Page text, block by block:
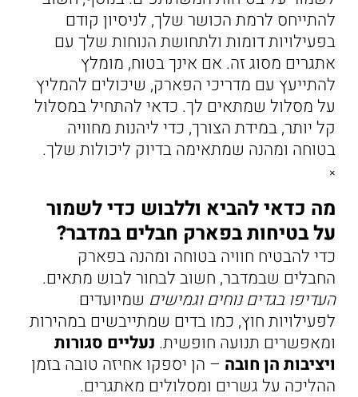
להתייחס לרמת הכושר שלך, לניסיון קודם
בפעילויות דומות ולתחושת הנוחות שלך עם
אתגרים מסוג זה. אם אינך בטוח, מומלץ
להתייעץ עם מדריכי הפארק, שיכולים להמליץ
על מסלול שמתאים לך. כדאי להתחיל במסלול
קל יותר, במידת הצורך, כדי ליהנות מחוויה
בטוחה ומהנה שמתאימה בדיוק ליכולות שלך.
×
מה כדאי להביא וללבוש כדי לשמור
על בטיחות בפארק חבלים במדבר?
כדי להבטיח חוויה בטוחה ומהנה בפארק
החבלים שבמדבר, חשוב לבחור לבוש מתאים.
העדיפו בגדים נוחים וגמישים שמיועדים
לפעילויות חוץ, כמו בדים שמתייבשים במהירות
ומאפשרים תנועה חופשית. נעליים סגורות
ויציבות הן חובה – הן יספקו אחיזה טובה בזמן
ההליכה על גשרים ומסלולים מאתגרים.